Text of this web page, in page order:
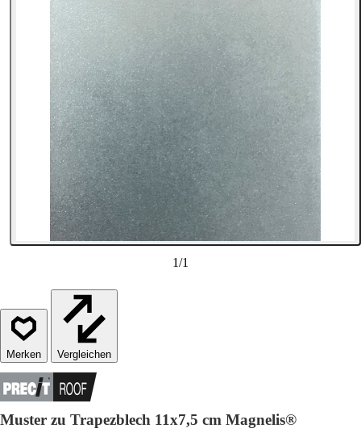
1/1
Vergleichen
Muster zu Trapezblech 11x7,5 cm Magnelis®